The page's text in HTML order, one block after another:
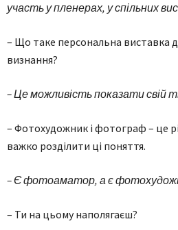
участь у пленерах, у спільних
– Що таке персональна виставка
визнання?
– Це можливість показати свій
– Фотохудожник і фотограф – це
важко розділити ці поняття.
– Є фотоаматор, а є
– Ти на цьому наполягаєш?